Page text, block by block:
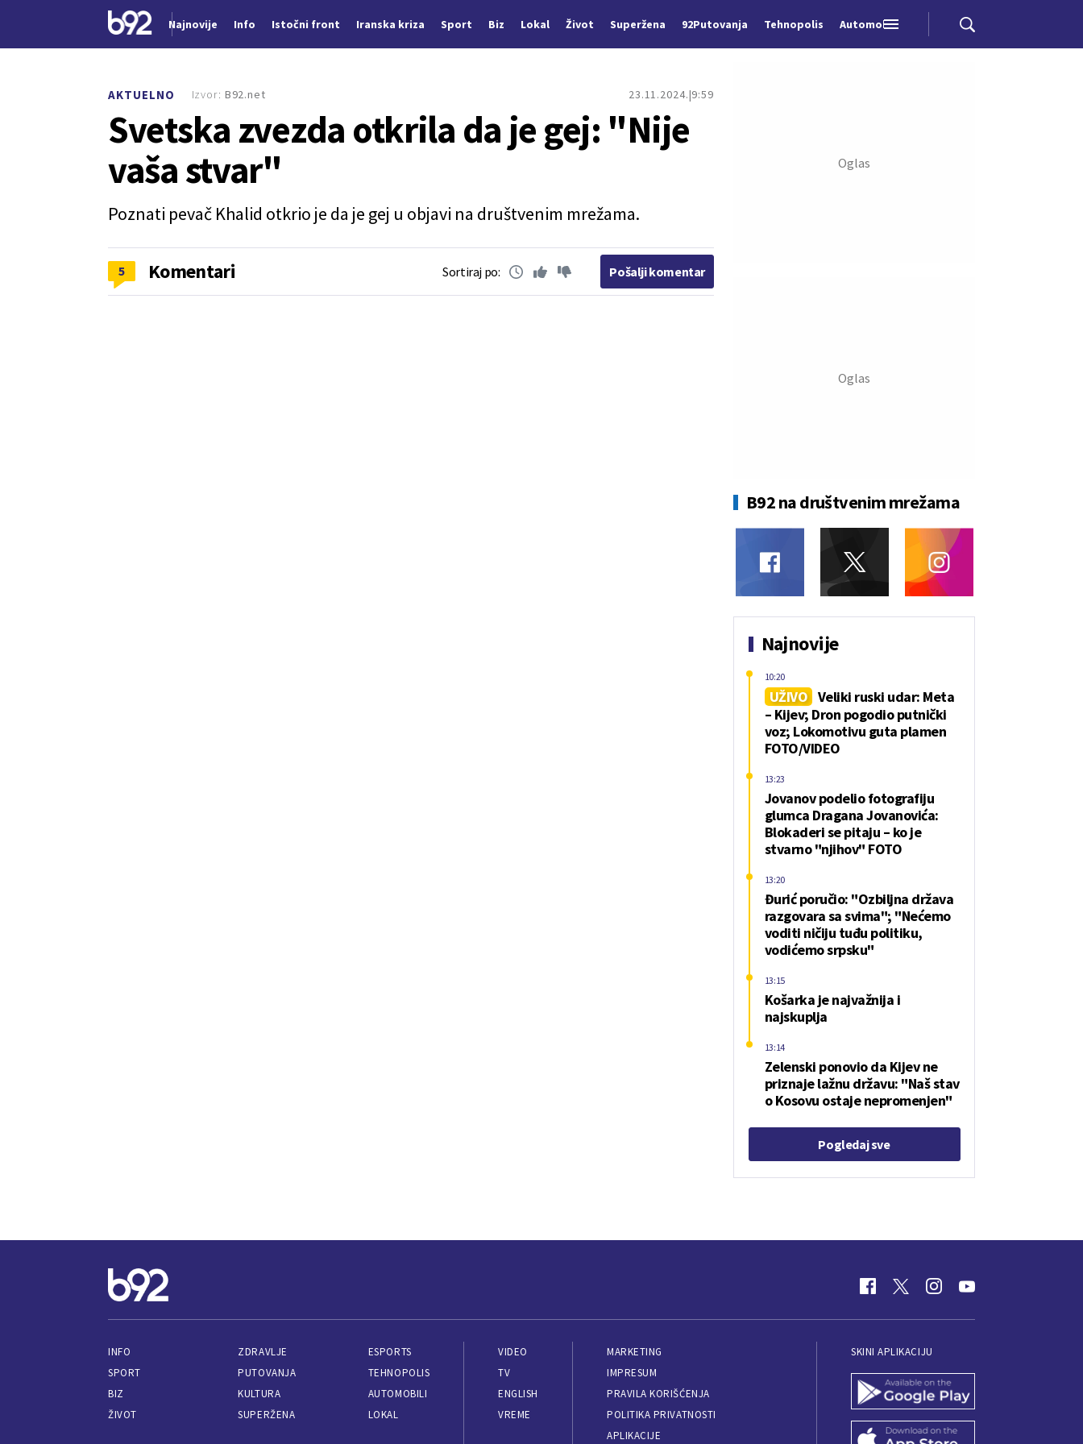
Najnovije Info Istočni front Iranska kriza Sport Biz Lokal Život Superžena 92Putovanja Tehnopolis Automobili
AKTUELNO 23.11.2024. 9:59
Svetska zvezda otkrila da je gej: "Nije
vaša stvar"
Poznati pevač Khalid otkrio je da je gej u objavi na društvenim mrežama.
Izvor: B92.net
5 Komentari Sortiraj po: Pošalji komentar
B92 na društvenim mrežama
Najnovije
UŽIVO Veliki ruski udar: Meta
– Kijev; Dron pogodio putnički
voz; Lokomotivu guta plamen
FOTO/VIDEO
10:20
Jovanov podelio fotografiju
glumca Dragana Jovanovića:
Blokaderi se pitaju – ko je
stvarno "njihov" FOTO
13:23
Đurić poručio: "Ozbiljna država
razgovara sa svima"; "Nećemo
voditi ničiju tuđu politiku,
vodićemo srpsku"
13:20
Košarka je najvažnija i
najskuplja
13:15
Zelenski ponovio da Kijev ne
priznaje lažnu državu: "Naš stav
o Kosovu ostaje nepromenjen"
13:14
Pogledaj sve
INFO
SPORT
BIZ
ŽIVOT
ZDRAVLJE
PUTOVANJA
KULTURA
SUPERŽENA
ESPORTS
TEHNOPOLIS
AUTOMOBILI
LOKAL
VIDEO
TV
ENGLISH
VREME
MARKETING
IMPRESUM
PRAVILA KORIŠĆENJA
POLITIKA PRIVATNOSTI
APLIKACIJE
SKINI APLIKACIJU